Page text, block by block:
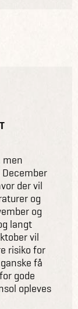
men
der vil
og
og
langt
vil
risiko for
få
gode
opleves